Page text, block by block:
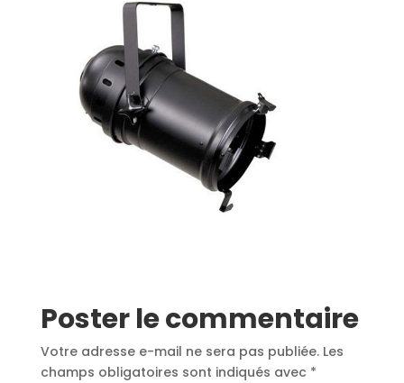
Poster le commentaire
Votre adresse e-mail ne sera pas publiée. Les
champs obligatoires sont indiqués avec *